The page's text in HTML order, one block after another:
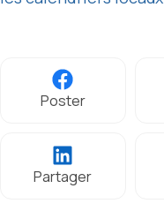
Poster
Partager